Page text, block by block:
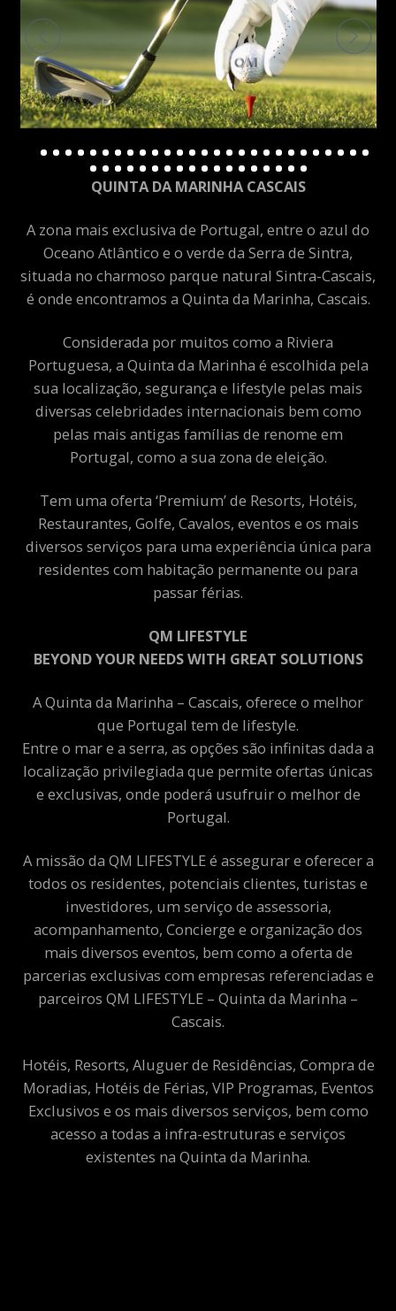
QUINTA DA MARINHA CASCAIS
A zona mais exclusiva de Portugal, entre o azul do
Oceano Atlântico e o verde da Serra de Sintra,
situada no charmoso parque natural Sintra-Cascais,
é onde encontramos a Quinta da Marinha, Cascais.
Considerada por muitos como a Riviera
Portuguesa, a Quinta da Marinha é escolhida pela
sua localização, segurança e lifestyle pelas mais
diversas celebridades internacionais bem como
pelas mais antigas famílias de renome em
Portugal, como a sua zona de eleição.
Tem uma oferta ‘Premium’ de Resorts, Hotéis,
Restaurantes, Golfe, Cavalos, eventos e os mais
diversos serviços para uma experiência única para
residentes com habitação permanente ou para
passar férias.
QM LIFESTYLE
BEYOND YOUR NEEDS WITH GREAT SOLUTIONS
A Quinta da Marinha – Cascais, oferece o melhor
que Portugal tem de lifestyle.
Entre o mar e a serra, as opções são infinitas dada a
localização privilegiada que permite ofertas únicas
e exclusivas, onde poderá usufruir o melhor de
Portugal.
A missão da QM LIFESTYLE é assegurar e oferecer a
todos os residentes, potenciais clientes, turistas e
investidores, um serviço de assessoria,
acompanhamento, Concierge e organização dos
mais diversos eventos, bem como a oferta de
parcerias exclusivas com empresas referenciadas e
parceiros QM LIFESTYLE – Quinta da Marinha –
Cascais.
Hotéis, Resorts, Aluguer de Residências, Compra de
Moradias, Hotéis de Férias, VIP Programas, Eventos
Exclusivos e os mais diversos serviços, bem como
acesso a todas a infra-estruturas e serviços
existentes na Quinta da Marinha.